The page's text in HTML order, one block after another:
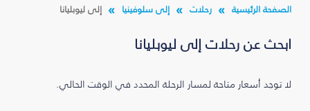
الصفحة الرئيسية رحلات إلى سلوفينيا إلى ليوبليانا
ابحث عن رحلات إلى ليوبليانا
لا توجد أسعار متاحة لمسار الرحلة المحدد في الوقت الحالي.